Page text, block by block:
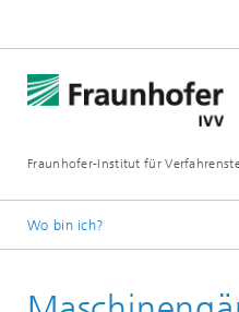
Fraunhofer-Institut für
Wo bin ich?
Verarbeitungsmaschinen